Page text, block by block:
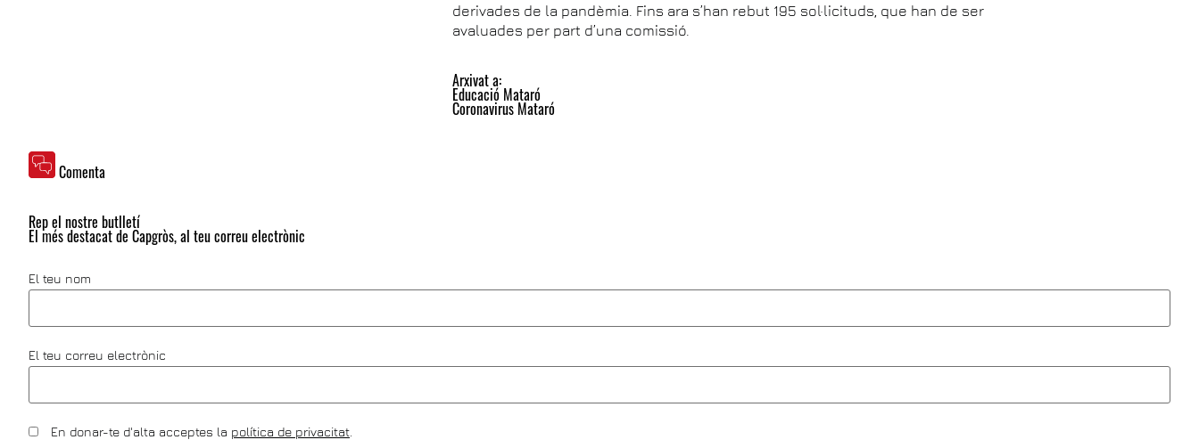
derivades de la pandèmia. Fins ara s’han rebut 195 sol·licituds, que han de ser
avaluades per part d’una comissió.
Arxivat a:
Educació Mataró
Coronavirus Mataró
Comenta
Rep el nostre butlletí
El més destacat de Capgròs, al teu correu electrònic
El teu nom
El teu correu electrònic
En donar-te d'alta acceptes la política de privacitat